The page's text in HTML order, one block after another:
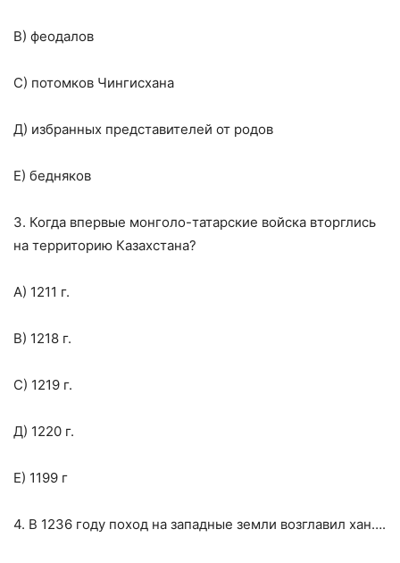
В) феодалов
С) потомков Чингисхана
Д) избранных представителей от родов
Е) бедняков
3. Когда впервые монголо-татарские войска вторглись
на территорию Казахстана?
А) 1211 г.
В) 1218 г.
С) 1219 г.
Д) 1220 г.
Е) 1199 г
4. В 1236 году поход на западные земли возглавил хан….